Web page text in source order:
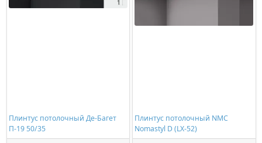
Плинтус потолочный Де-Багет
П-19 50/35
Плинтус потолочный NMC
Nomastyl D (LX-52)